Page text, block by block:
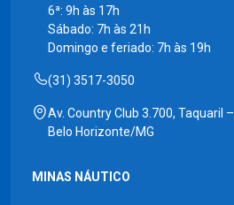
6ª: 9h às 17h
Sábado: 7h às 21h
Domingo e feriado: 7h às 19h
(31) 3517-3050
Av. Country Club 3.700, Taquaril –
Belo Horizonte/MG
MINAS NÁUTICO